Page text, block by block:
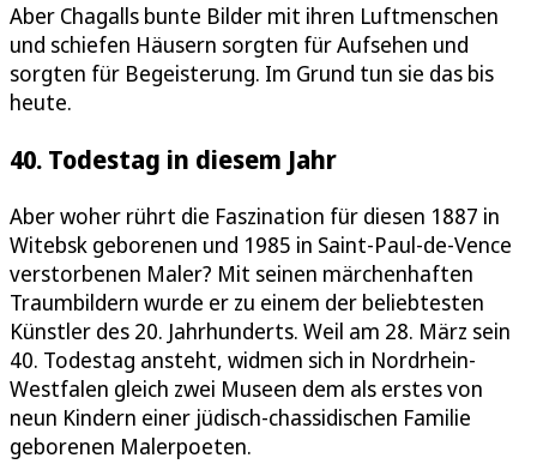
Aber Chagalls bunte Bilder mit ihren Luftmenschen
und schiefen Häusern sorgten für Aufsehen und
sorgten für Begeisterung. Im Grund tun sie das bis
heute.
40. Todestag in diesem Jahr
Aber woher rührt die Faszination für diesen 1887 in
Witebsk geborenen und 1985 in Saint-Paul-de-Vence
verstorbenen Maler? Mit seinen märchenhaften
Traumbildern wurde er zu einem der beliebtesten
Künstler des 20. Jahrhunderts. Weil am 28. März sein
40. Todestag ansteht, widmen sich in Nordrhein-
Westfalen gleich zwei Museen dem als erstes von
neun Kindern einer jüdisch-chassidischen Familie
geborenen Malerpoeten.